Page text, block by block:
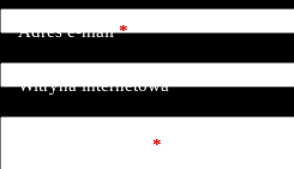
Adres e-mail*
Witryna internetowa
*